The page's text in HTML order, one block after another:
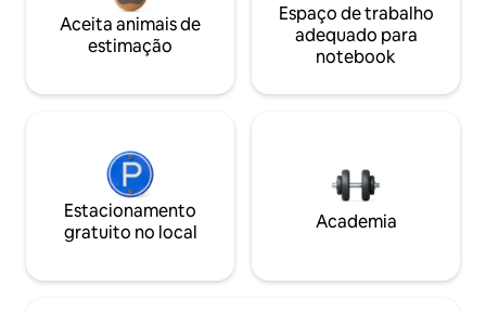
Aceita animais de
estimação
Espaço de trabalho
adequado para
notebook
Estacionamento
gratuito no local
Academia